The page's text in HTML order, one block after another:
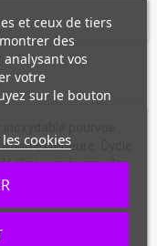
extérieure. Cycle
pour préparer des
et ceux de tiers
des
vos
votre
sur le bouton
cookies